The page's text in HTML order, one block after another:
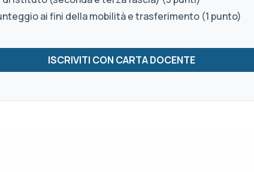
ai fini della mobilità e trasferimento (1 punto)